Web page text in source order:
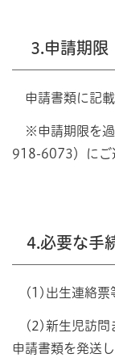
3.申請期限
申請書類に記載
※申請期限を過
918-6073）にご
4.必要な手
(1)出生連絡票
(2)新生児訪問
申請書類を発送し